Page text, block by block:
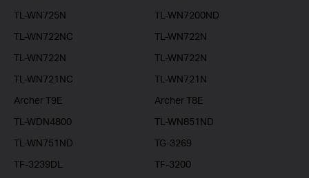
TL-WN725N
TL-WN7200ND
TL-WN722NC
TL-WN722N
TL-WN722N
TL-WN722N
TL-WN721NC
TL-WN721N
Archer T9E
Archer T8E
TL-WDN4800
TL-WN851ND
TL-WN751ND
TG-3269
TF-3239DL
TF-3200